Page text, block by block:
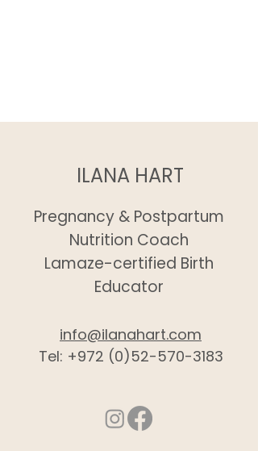
ILANA HART
Pregnancy & Postpartum
Nutrition Coach
Lamaze-certified Birth
Educator
info@ilanahart.com
Tel: +972 (0)52-570-3183